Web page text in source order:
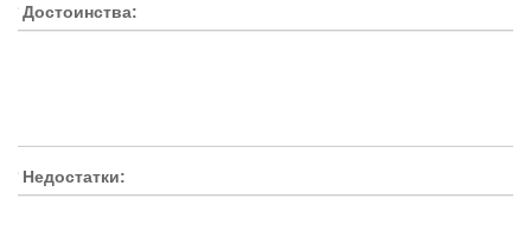
Достоинства:
Недостатки: